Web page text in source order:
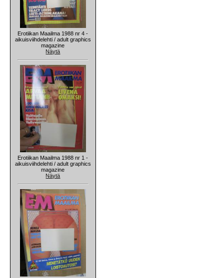
Erotiikan Maailma 1988 nr 4 -
aikuisviihdelehti / adult graphics
magazine
Näytä
Erotiikan Maailma 1988 nr 1 -
aikuisviihdelehti / adult graphics
magazine
Näytä